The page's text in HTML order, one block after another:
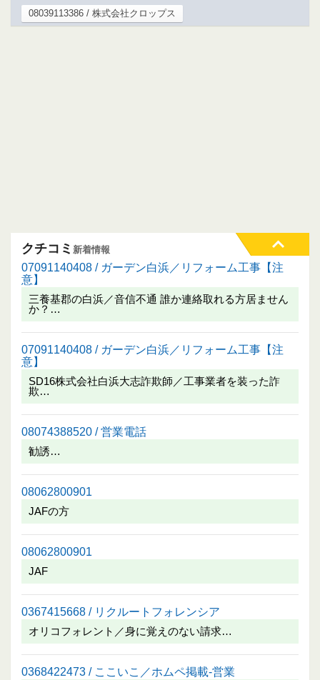
08039113386 / 株式会社クロップス
クチコミ 新着情報
07091140408 / ガーデン白浜／リフォーム工事【注
意】
三養基郡の白浜／音信不通 誰か連絡取れる方居ません
か？…
07091140408 / ガーデン白浜／リフォーム工事【注
意】
SD16株式会社白浜大志詐欺師／工事業者を装った詐
欺…
08074388520 / 営業電話
勧誘…
08062800901
JAFの方
08062800901
JAF
0367415668 / リクルートフォレンシア
オリコフォレント／身に覚えのない請求…
0368422473 / ここいこ／ホムペ掲載-営業